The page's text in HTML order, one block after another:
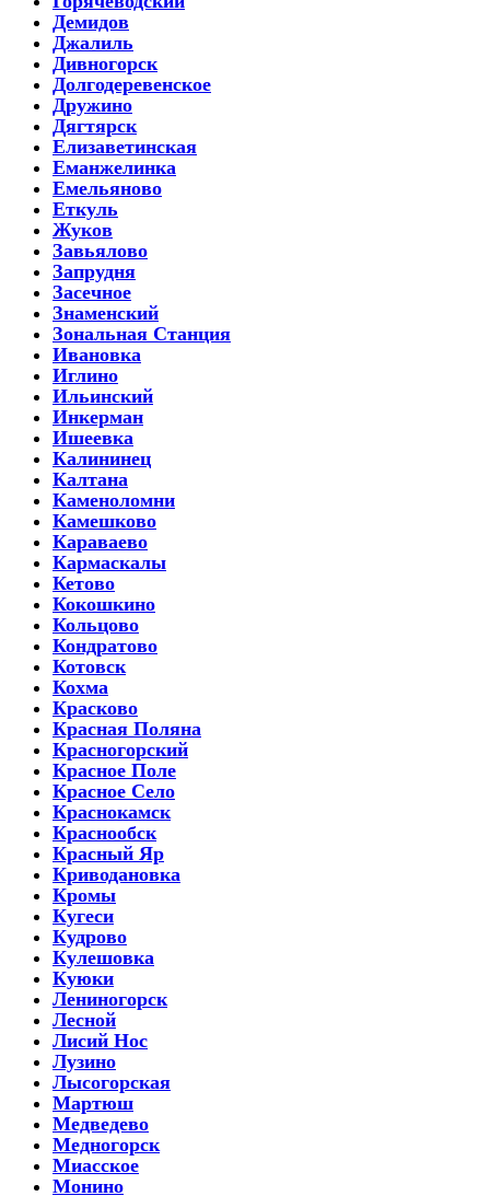
Демидов
Джалиль
Дивногорск
Долгодеревенское
Дружино
Дягтярск
Елизаветинская
Еманжелинка
Емельяново
Еткуль
Жуков
Завьялово
Запрудня
Засечное
Знаменский
Зональная Станция
Ивановка
Иглино
Ильинский
Инкерман
Ишеевка
Калининец
Калтана
Каменоломни
Камешково
Караваево
Кармаскалы
Кетово
Кокошкино
Кольцово
Кондратово
Котовск
Кохма
Красково
Красная Поляна
Красногорский
Красное Поле
Красное Село
Краснокамск
Краснообск
Красный Яр
Криводановка
Кромы
Кугеси
Кудрово
Кулешовка
Куюки
Лениногорск
Лесной
Лисий Нос
Лузино
Лысогорская
Мартюш
Медведево
Медногорск
Миасское
Монино